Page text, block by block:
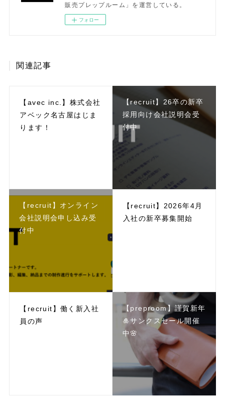
販売プレップルーム」を運営している。
フォロー
関連記事
【avec inc.】株式会社
アベック名古屋はじま
ります！
【recruit】26卒の新卒
採用向け会社説明会受
付中
【recruit】オンライン
会社説明会申し込み受
付中
【recruit】2026年4月
入社の新卒募集開始
【recruit】働く新入社
員の声
【preproom】謹賀新年
🎍サンクスセール開催
中🌸